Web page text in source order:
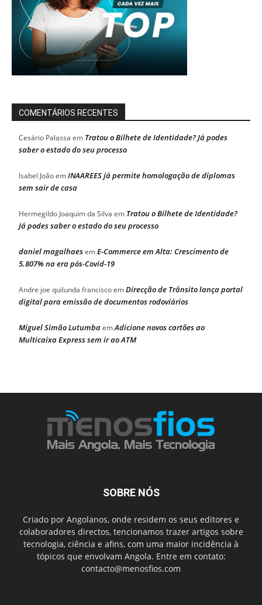
COMENTÁRIOS RECENTES
Cesário Palassa em Tratou o Bilhete de Identidade? Já podes
saber o estado do seu processo
Isabel JoãoemINAAREES já permite homologação de diplomas
sem sair de casa
Hermegildo Joaquim da Silva em Tratou o Bilhete de Identidade?
Já podes saber o estado do seu processo
daniel magalhaesemE-Commerce em Alta: Crescimento de
5.807% na era pós-Covid-19
Andre joe quilunda franciscoemDirecção de Trânsito lança portal
digital para emissão de documentos rodoviários
Miguel Simão LutumbaemAdicione novos cartões ao
Multicaixa Express sem ir ao ATM
SOBRE NÓS
Criado por Angolanos, onde residem os seus editores e
colaboradores directos, tencionamos trazer artigos sobre
tecnologia, ciência e afins, com uma maior incidência à
tópicos que envolvam Angola. Entre em contato:
contacto@menosfios.com